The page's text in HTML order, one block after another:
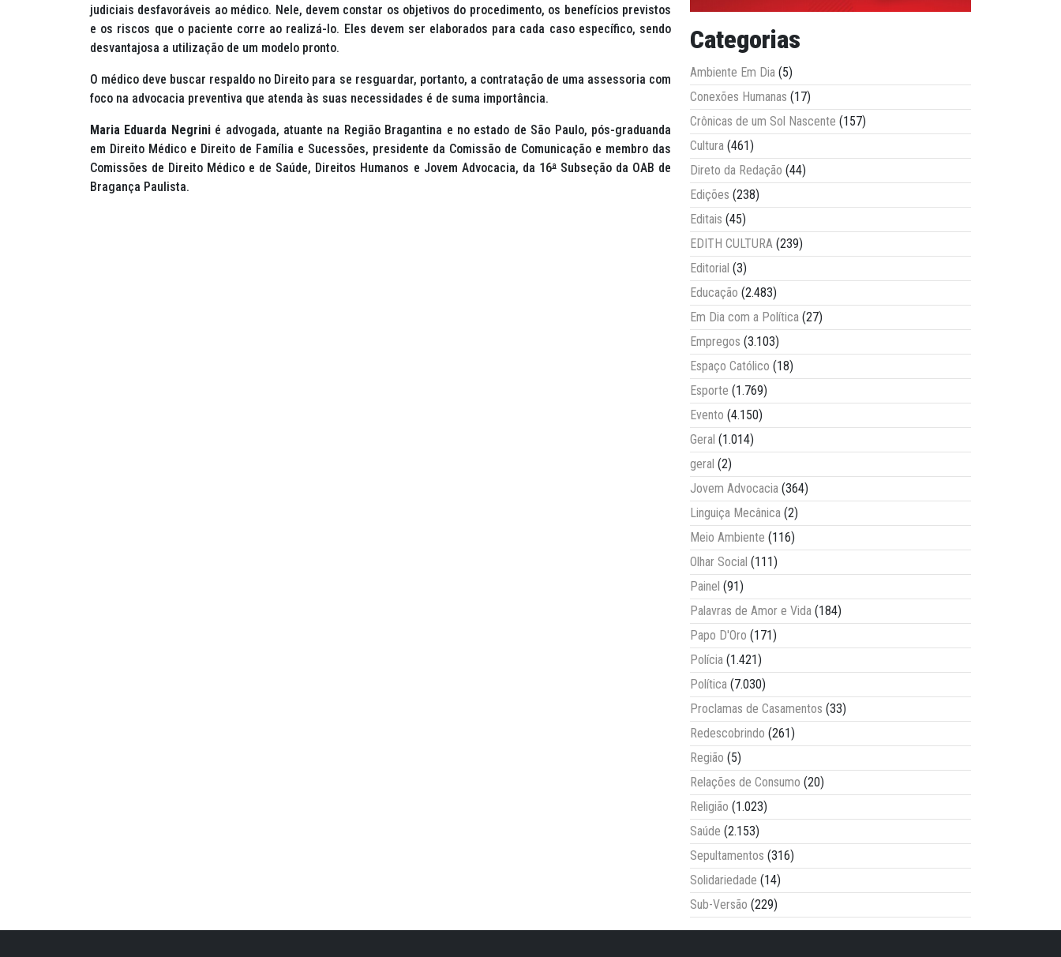
judiciais desfavoráveis ao médico. Nele, devem constar os objetivos do procedimento, os benefícios previstos
e os riscos que o paciente corre ao realizá-lo. Eles devem ser elaborados para cada caso específico, sendo
desvantajosa a utilização de um modelo pronto.
O médico deve buscar respaldo no Direito para se resguardar, portanto, a contratação de uma assessoria com
foco na advocacia preventiva que atenda às suas necessidades é de suma importância.
Maria Eduarda Negrini é advogada, atuante na Região Bragantina e no estado de São Paulo, pós-graduanda
em Direito Médico e Direito de Família e Sucessões, presidente da Comissão de Comunicação e membro das
Comissões de Direito Médico e de Saúde, Direitos Humanos e Jovem Advocacia, da 16ªSubseção da OAB de
Bragança Paulista.
Categorias
Ambiente Em Dia (5)
Conexões Humanas (17)
Crônicas de um Sol Nascente (157)
Cultura (461)
Direto da Redação (44)
Edições (238)
Editais (45)
EDITH CULTURA (239)
Editorial (3)
Educação (2.483)
Em Dia com a Política (27)
Empregos (3.103)
Espaço Católico (18)
Esporte (1.769)
Evento (4.150)
Geral (1.014)
geral (2)
Jovem Advocacia (364)
Linguiça Mecânica (2)
Meio Ambiente (116)
Olhar Social (111)
Painel (91)
Palavras de Amor e Vida (184)
Papo D'Oro (171)
Polícia (1.421)
Política (7.030)
Proclamas de Casamentos (33)
Redescobrindo (261)
Região (5)
Relações de Consumo (20)
Religião (1.023)
Saúde (2.153)
Sepultamentos (316)
Solidariedade (14)
Sub-Versão (229)